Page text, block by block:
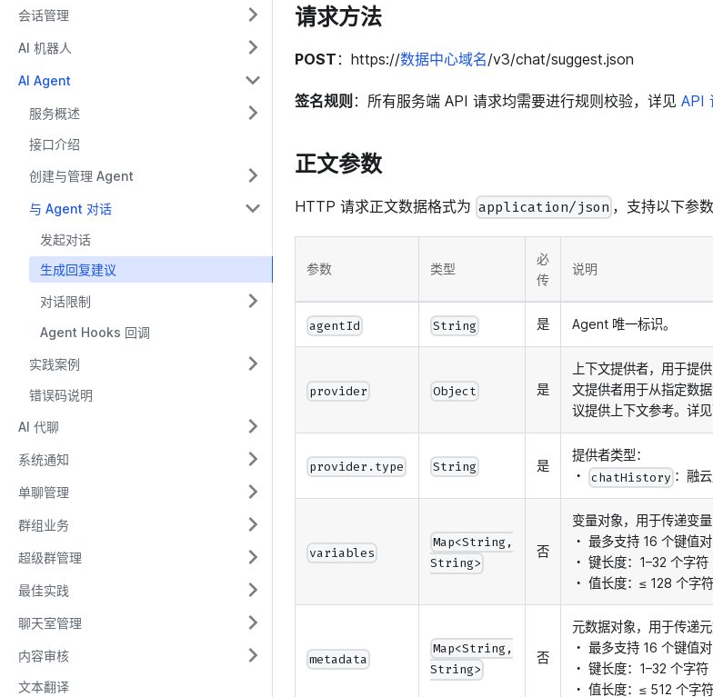
会话管理
AI 机器人
AI Agent
服务概述
接口介绍
创建与管理 Agent
与 Agent 对话
发起对话
生成回复建议
对话限制
Agent Hooks 回调
实践案例
错误码说明
AI 代聊
系统通知
单聊管理
群组业务
超级群管理
最佳实践
聊天室管理
内容审核
文本翻译
请求方法
POST ：https://数据中心域名/v3/chat/suggest.json
签名规则 ：所有服务端 API 请求均需要进行规则校验，详见 API
正文参数
HTTP 请求正文数据格式为 application/json ，支持以下参数
参数 类型
必
传
说明
agentId String 是 Agent 唯一标识。
provider Object 是
上下文提供者，用于提
文提供者用于从指定数
议提供上下文参考。详
provider.type String 是
提供者类型：
・
chatHistory ：融
variables
Map<String,
String>
否
变量对象，用于传递变量
・ 最多支持 16 个键值对
・ 键长度：1–32 个字符
・ 值长度：≤ 128 个字符
metadata
Map<String,
String>
否
元数据对象，用于传递元
・ 最多支持 16 个键值对
・ 键长度：1–32 个字符
・ 值长度：≤ 512 个字符